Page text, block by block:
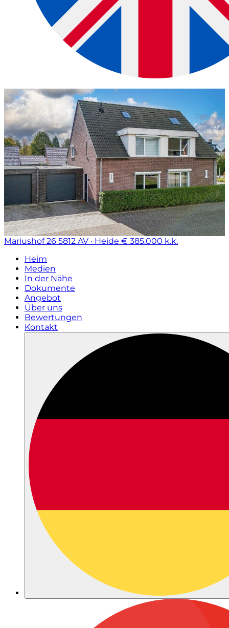
Mariushof 26 5812 AV · Heide € 385.000 k.k.
Heim
Medien
In der Nähe
Dokumente
Angebot
Über uns
Bewertungen
Kontakt